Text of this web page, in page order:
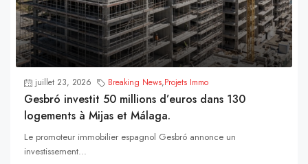
juillet 23, 2026 Breaking News,Projets Immo
Gesbró investit 50 millions d’euros dans 130
logements à Mijas et Málaga.
Le promoteur immobilier espagnol Gesbró annonce un
investissement...